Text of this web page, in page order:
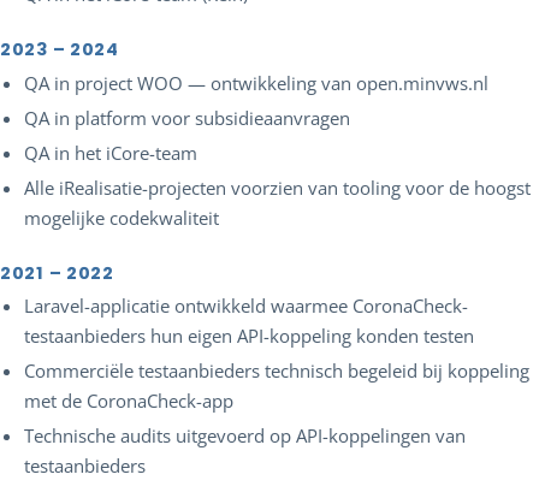
2023 – 2024
QA in project WOO — ontwikkeling van open.minvws.nl
QA in platform voor subsidieaanvragen
QA in het iCore-team
Alle iRealisatie-projecten voorzien van tooling voor de hoogst
mogelijke codekwaliteit
2021 – 2022
Laravel-applicatie ontwikkeld waarmee CoronaCheck-
testaanbieders hun eigen API-koppeling konden testen
Commerciële testaanbieders technisch begeleid bij koppeling
met de CoronaCheck-app
Technische audits uitgevoerd op API-koppelingen van
testaanbieders